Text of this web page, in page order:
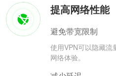
提高网络性能
避免带宽限制
使用VPN可以隐藏流
网络体验。